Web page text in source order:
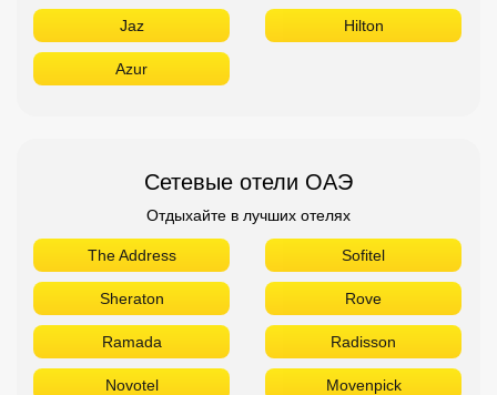
Jaz Hilton
Azur
Сетевые отели ОАЭ
Отдыхайте в лучших отелях
The Address Sofitel
Sheraton Rove
Ramada Radisson
Novotel Movenpick